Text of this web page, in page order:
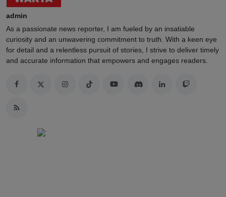
admin
As a passionate news reporter, I am fueled by an insatiable
curiosity and an unwavering commitment to truth. With a keen eye
for detail and a relentless pursuit of stories, I strive to deliver timely
and accurate information that empowers and engages readers.